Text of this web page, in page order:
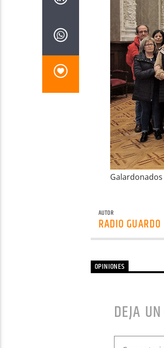
AUTOR
RADIO GUARDO
OPINIONES
DEJA